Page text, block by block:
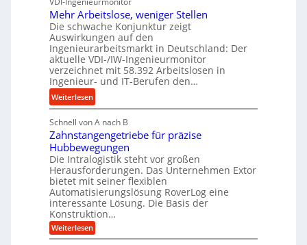
d
H
y
d
r
a
u
l
i
m
V
e
r
g
l
e
d
l
a
n
g
l
e
b
i
g
e
K
u
g
e
l
g
e
w
o
n
e
s
s
t
e
i
g
e
r
t
U
m
s
a
t
z
Mehr Arbeitslose, weniger Stellen
Die schwache Konjunktur zeigt
Auswirkungen auf den
Ingenieurarbeitsmarkt in Deutschland: Der
aktuelle VDI-/IW-Ingenieurmonitor
verzeichnet mit 58.392 Arbeitslosen in
Ingenieur- und IT-Berufen den…
Weiterlesen:
M
e
h
r
A
r
b
e
i
t
s
Schnell von A nach B
Zahnstangengetriebe für präzise
Hubbewegungen
Die Intralogistik steht vor großen
Herausforderungen. Das Unternehmen Extor
bietet mit seiner flexiblen
Automatisierungslösung RoverLog eine
interessante Lösung. Die Basis der
Konstruktion…
Weiterlesen:
Z